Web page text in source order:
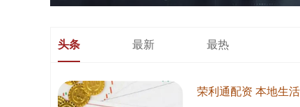
头条 最新 最热
荣利通配资 本地生